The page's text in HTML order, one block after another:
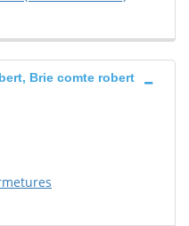
Brie comte robert